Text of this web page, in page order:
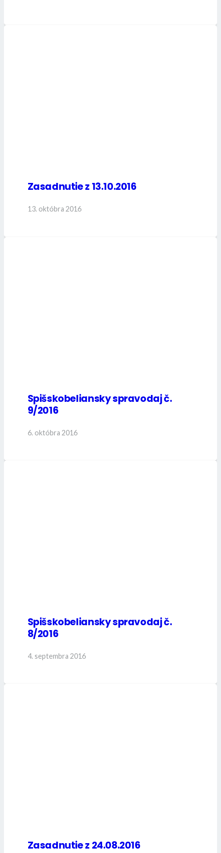
Zasadnutie z 13.10.2016
13. októbra 2016
Spišskobeliansky spravodaj č.
9/2016
6. októbra 2016
Spišskobeliansky spravodaj č.
8/2016
4. septembra 2016
Zasadnutie z 24.08.2016